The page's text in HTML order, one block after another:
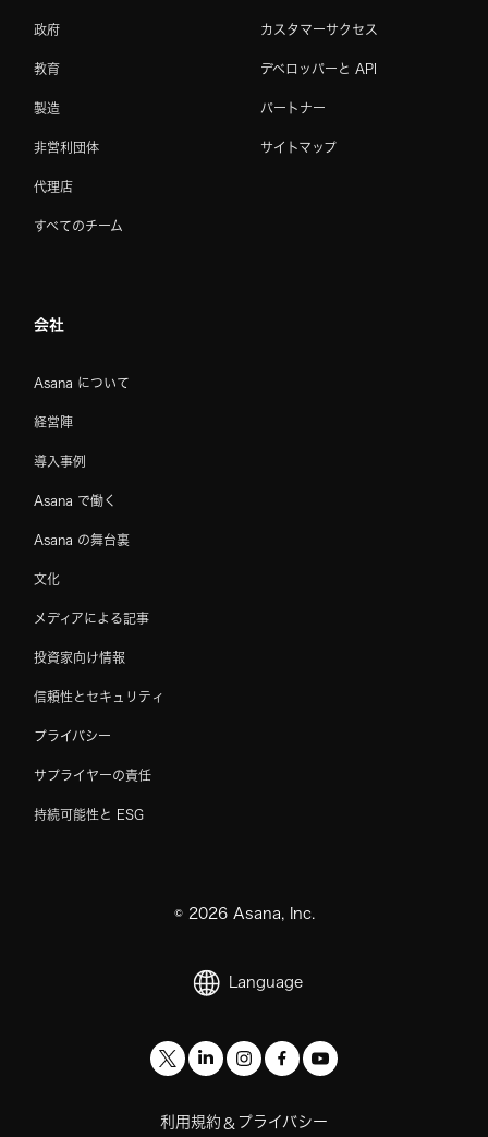
政府
教育
製造
非営利団体
代理店
すべてのチーム
カスタマーサクセス
デベロッパーと API
パートナー
サイトマップ
会社
Asana について
経営陣
導入事例
Asana で働く
Asana の舞台裏
文化
メディアによる記事
投資家向け情報
信頼性とセキュリティ
プライバシー
サプライヤーの責任
持続可能性と ESG
© 2026Asana, Inc.
Language
利用規約 & プライバシー